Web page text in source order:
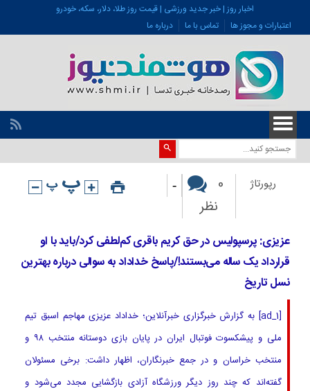
اخبار روز | خبر جدید ورزشی | قیمت روز طلا، دلار، سکه، خودرو
اعتبارات و مجوز ها
تماس با ما درباره ما
رپورتاژ
0
نظر
-
عزیزی: پرسپولیس در حق کریم باقری کم‌لطفی کرد/باید با او
قرارداد یک ساله می‌بستند!/پاسخ خداداد به سوالی درباره بهترین
نسل تاریخ
[ad_1] به گزارش خبرگزاری خبرآنلاین؛ خداداد عزیزی مهاجم اسبق تیم
ملی و پیشکسوت فوتبال ایران در پایان بازی دوستانه منتخب ۹۸ و
منتخب خراسان و در جمع خبرنگاران، اظهار داشت: برخی مسئولان
گفته‌اند که چند روز دیگر ورزشگاه‌ آزادی بازگشایی مجدد می‌شود و